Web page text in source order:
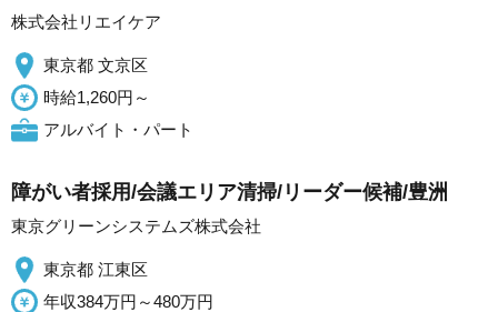
株式会社リエイケア
東京都 文京区
時給1,260円～
アルバイト・パート
障がい者採用/会議エリア清掃/リーダー候補/豊洲
東京グリーンシステムズ株式会社
東京都 江東区
年収384万円～480万円